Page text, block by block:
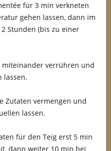
für 3 min verkneten
gehen lassen, dann im
Stunden (bis zu einer
miteinander verrühren und
lassen.
Zutaten vermengen und
lassen.
für den Teig erst 5 min
dann weiter 10 min bei